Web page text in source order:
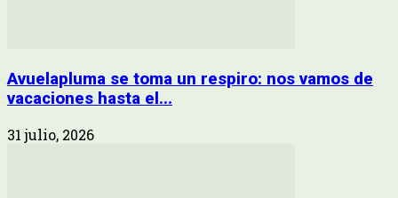
Avuelapluma se toma un respiro: nos vamos de
vacaciones hasta el...
31 julio, 2026